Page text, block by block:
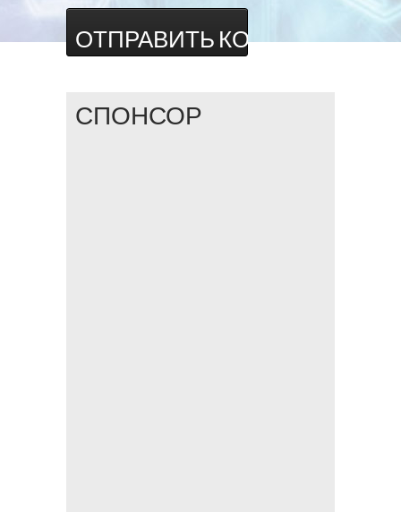
СПОНСОР